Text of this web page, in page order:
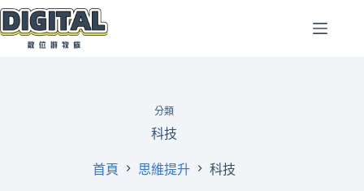
跳
至
分類
科技
首頁 思維提升 科技